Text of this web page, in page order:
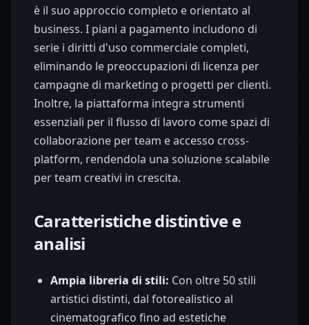
è il suo approccio completo e orientato al
business. I piani a pagamento includono di
serie i diritti d'uso commerciale completi,
eliminando le preoccupazioni di licenza per
campagne di marketing o progetti per clienti.
Inoltre, la piattaforma integra strumenti
essenziali per il flusso di lavoro come spazi di
collaborazione per team e accesso cross-
platform, rendendola una soluzione scalabile
per team creativi in crescita.
Caratteristiche distintive e
analisi
Ampia libreria di stili: Con oltre 50 stili
artistici distinti, dal fotorealistico al
cinematografico fino ad estetiche